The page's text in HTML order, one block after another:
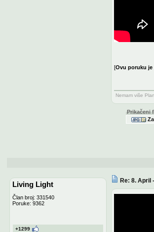
[Ovu poruku je
Nemam više
Prikačeni
Living Light
Član broj: 331540
Poruke: 9362
+1299
Re: 8. April